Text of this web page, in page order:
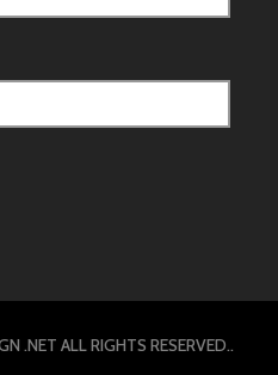
.NET ALL RIGHTS RESERVED..